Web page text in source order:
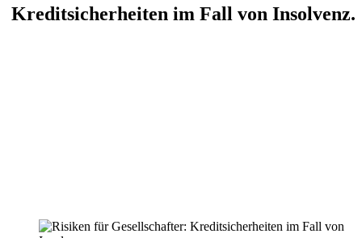
Kreditsicherheiten im Fall von Insolvenz.